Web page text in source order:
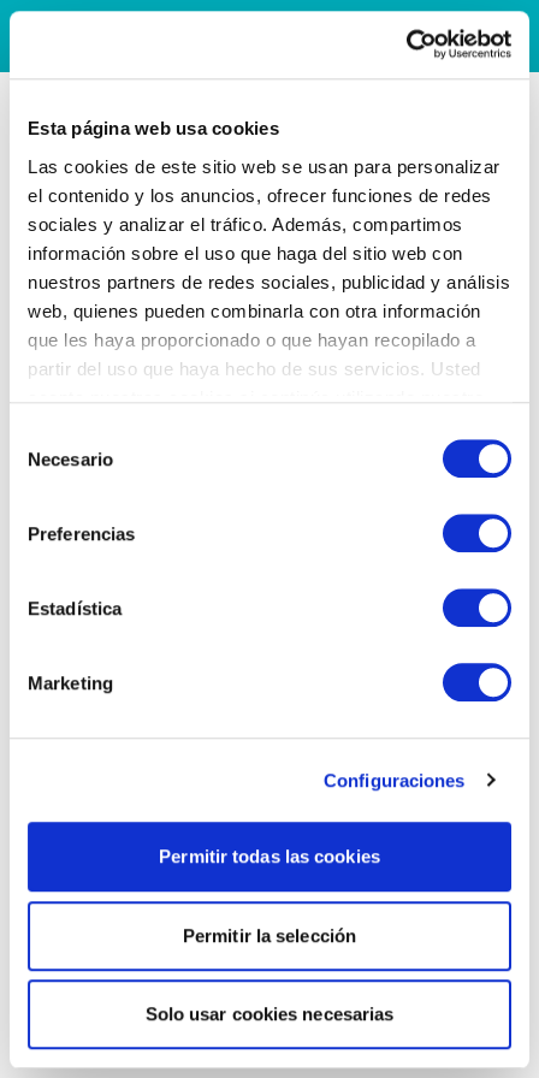
Esta página web usa cookies
Las cookies de este sitio web se usan para personalizar
el contenido y los anuncios, ofrecer funciones de redes
sociales y analizar el tráfico. Además, compartimos
información sobre el uso que haga del sitio web con
nuestros partners de redes sociales, publicidad y análisis
web, quienes pueden combinarla con otra información
que les haya proporcionado o que hayan recopilado a
partir del uso que haya hecho de sus servicios. Usted
Necesario
Preferencias
Estadística
Marketing
Configuraciones
Permitir todas las cookies
Permitir la selección
Solo usar cookies necesarias